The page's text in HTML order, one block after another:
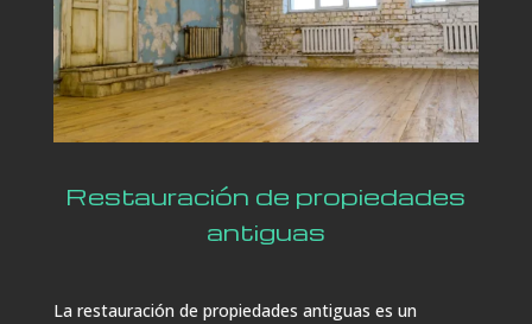
Restauración de propiedades
antiguas
La restauración de propiedades antiguas es un